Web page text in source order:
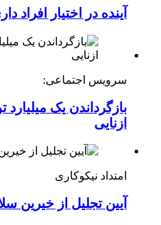
آینده در اختیار
سرویس اجتماعی:
بازگرداندن یک
ازنایی
امتداد نیکوکاری
آیین تجلیل از خیرین